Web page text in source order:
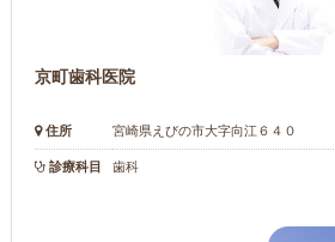
京町歯科医院
住所 宮崎県えびの市大字向江６４０
診療科目 歯科